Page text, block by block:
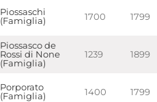
Piossaschi
(Famiglia)
1700 1799
Piossasco de
Rossi di None
(Famiglia)
1239 1899
Porporato
(Famiglia)
1400 1799